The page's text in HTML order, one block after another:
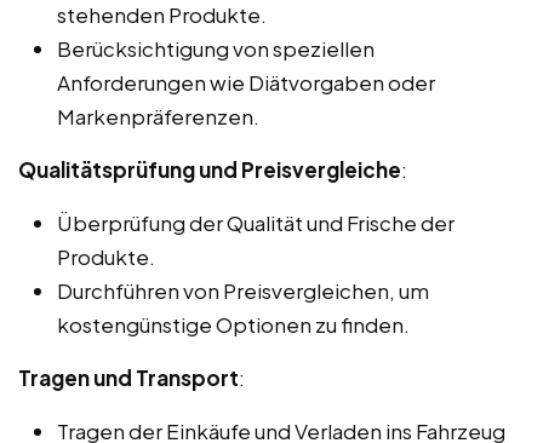
stehenden Produkte.
Berücksichtigung von speziellen
Anforderungen wie Diätvorgaben oder
Markenpräferenzen.
Qualitätsprüfung und Preisvergleiche:
Überprüfung der Qualität und Frische der
Produkte.
Durchführen von Preisvergleichen, um
kostengünstige Optionen zu finden.
Tragen und Transport:
Tragen der Einkäufe und Verladen ins Fahrzeug